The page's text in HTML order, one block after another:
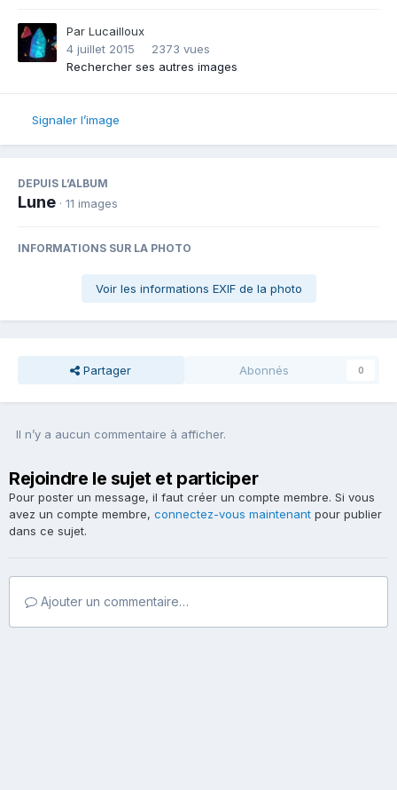
Par Lucailloux
4 juillet 2015
2373 vues
Rechercher ses autres images
Signaler l’image
DEPUIS L’ALBUM
Lune · 11 images
INFORMATIONS SUR LA PHOTO
Voir les informations EXIF de la photo
Partager Abonnés 0
Il n’y a aucun commentaire à afficher.
Rejoindre le sujet et participer
Pour poster un message, il faut créer un compte membre. Si vous
avez un compte membre, connectez-vous maintenant pour publier
dans ce sujet.
Ajouter un commentaire…